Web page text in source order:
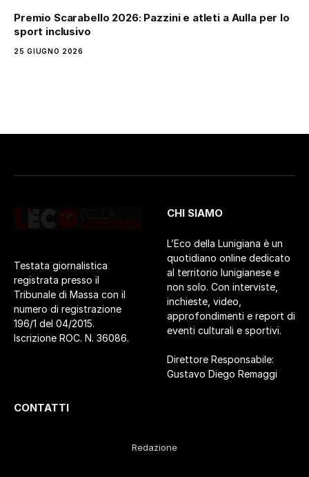
Premio Scarabello 2026: Pazzini e atleti a Aulla per lo
sport inclusivo
25 GIUGNO 2026
Testata giornalistica
registrata presso il
Tribunale di Massa con il
numero di registrazione
196/1 del 04/2015.
Iscrizione ROC. N. 36086.
CHI SIAMO
L’Eco della Lunigiana è un
quotidiano online dedicato
al territorio lunigianese e
non solo. Con interviste,
inchieste, video,
approfondimenti e report di
eventi culturali e sportivi.
Direttore Responsabile:
Gustavo Diego Remaggi
CONTATTI
Redazione